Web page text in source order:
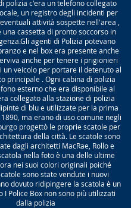
polizia c'era un telefono collegato
un registro degli incidenti per
attività sospette nell'area ,
una cassetta di pronto soccorso in
agenti di Polizia potevano
e nel box era presente anche
anche per tenere i prigionieri
un veicolo per portare il detenuto al
principale . Ogni cabina di polizia
esterno che era disponibile al
collegato alla stazione di polizia
di blu e utilizzate per la prima
ma erano di uso comune negli
progettò le proprie scatole per
della città. Le scatole sono
dagli architetti MacRae, Rollo e
nella foto è una delle ultime
nei suoi colori originali poiché
sono state vendute i nuovi
dovuto ridipingere la scatola è un
I Police Box non sono più utilizzati
dalla polizia